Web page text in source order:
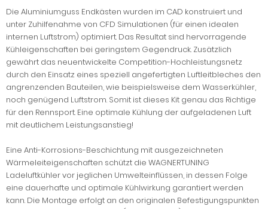
Die Aluminiumguss Endkästen wurden im CAD konstruiert und
unter Zuhilfenahme von CFD Simulationen (für einen idealen
internen Luftstrom) optimiert. Das Resultat sind hervorragende
Kühleigenschaften bei geringstem Gegendruck. Zusätzlich
gewährt das neuentwickelte Competition-Hochleistungsnetz
durch den Einsatz eines speziell angefertigten Luftleitbleches den
angrenzenden Bauteilen, wie beispielsweise dem Wasserkühler,
noch genügend Luftstrom. Somit ist dieses Kit genau das Richtige
für den Rennsport. Eine optimale Kühlung der aufgeladenen Luft
mit deutlichem Leistungsanstieg!
Eine Anti-Korrosions-Beschichtung mit ausgezeichneten
Wärmeleiteigenschaften schützt die WAGNERTUNING
Ladeluftkühler vor jeglichen Umwelteinflüssen, in dessen Folge
eine dauerhafte und optimale Kühlwirkung garantiert werden
kann. Die Montage erfolgt an den originalen Befestigungspunkten